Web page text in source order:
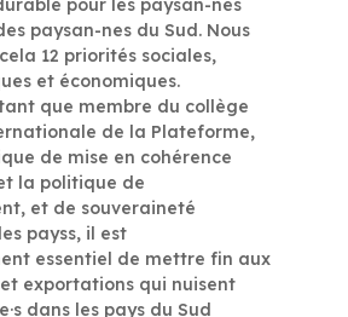
pour les paysan-nes
paysan-nes du Sud. Nous
12 priorités sociales,
et économiques.
tant que membre du collège
de la Plateforme,
de mise en cohérence
la politique de
et de souveraineté
payss, il est
essentiel de mettre fin aux
exportations qui nuisent
dans les pays du Sud